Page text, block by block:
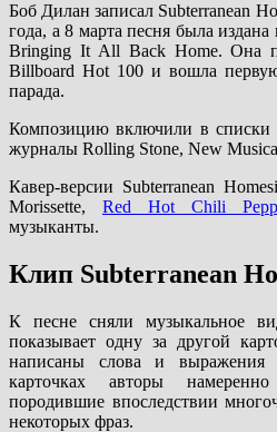
Боб Дилан записал Subterranean
года, а 8 марта песня была
Bringing It All Back Home. Она
Billboard Hot 100 и вошла
парада.
Композицию включили в списки
журналы Rolling Stone, New
Кавер-версии Subterranean
Morissette, Red Hot Chili
музыканты.
Клип Subterranean
К песне сняли музыкальное
показывает одну за другой
написаны слова и
карточках авторы
породившие впоследствии
некоторых фраз.